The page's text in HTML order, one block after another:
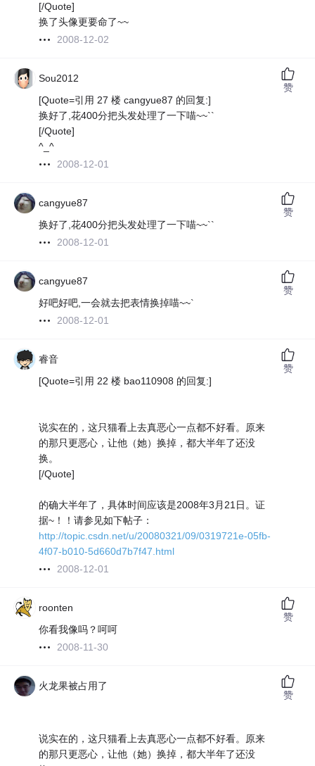
[/Quote]
换了头像更要命了~~
2008-12-02
Sou2012
[Quote=引用 27 楼 cangyue87 的回复:]
换好了,花400分把头发处理了一下喵~~``
[/Quote]
^_^
2008-12-01
赞
cangyue87
换好了,花400分把头发处理了一下喵~~``
2008-12-01
赞
cangyue87
好吧好吧,一会就去把表情换掉喵~~`
2008-12-01
赞
睿音
[Quote=引用 22 楼 bao110908 的回复:]
说实在的，这只猫看上去真恶心一点都不好看。原来
的那只更恶心，让他（她）换掉，都大半年了还没
换。
[/Quote]
的确大半年了，具体时间应该是2008年3月21日。证
据~！！请参见如下帖子：
http://topic.csdn.net/u/20080321/09/0319721e-05fb-
4f07-b010-5d660d7b7f47.html
2008-12-01
赞
roonten
你看我像吗？呵呵
2008-11-30
赞
火龙果被占用了
说实在的，这只猫看上去真恶心一点都不好看。原来
的那只更恶心，让他（她）换掉，都大半年了还没
赞